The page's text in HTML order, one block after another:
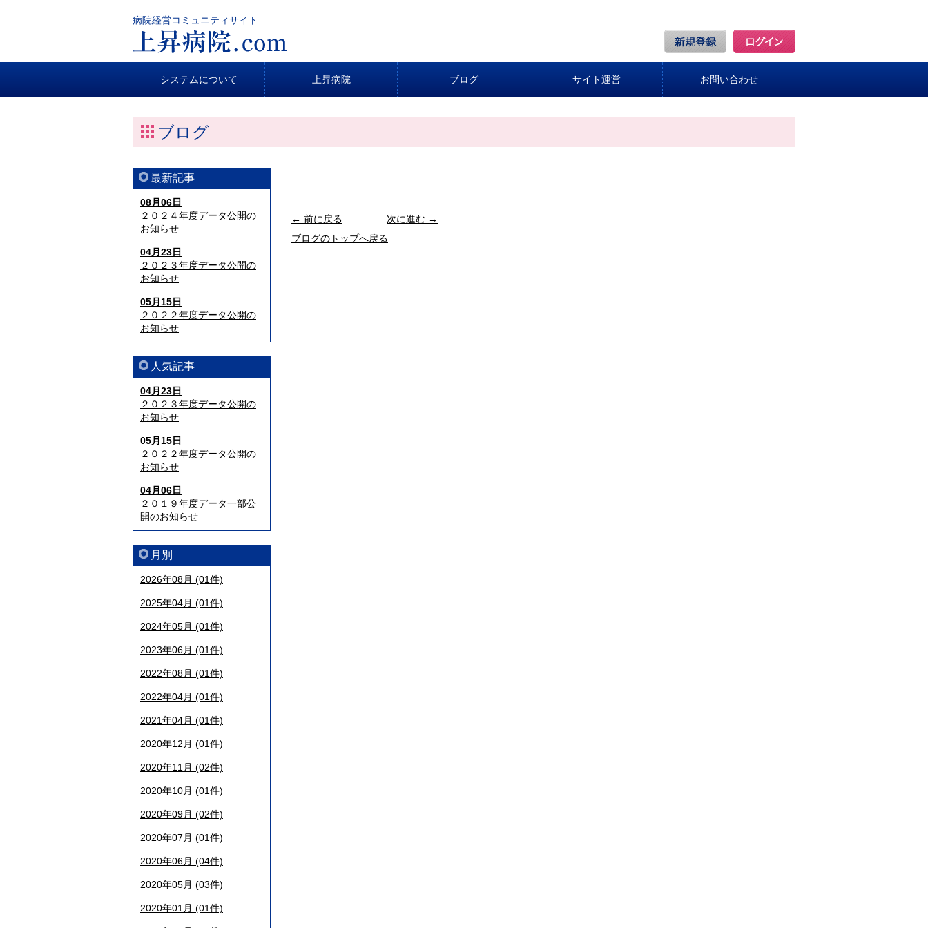
病院経営コミュニティサイト
システムについて 上昇病院 ブログ サイト運営 お問い合わせ
ブログ
最新記事
08月06日
２０２４年度データ公開の
お知らせ
04月23日
２０２３年度データ公開の
お知らせ
05月15日
２０２２年度データ公開の
お知らせ
人気記事
04月23日
２０２３年度データ公開の
お知らせ
05月15日
２０２２年度データ公開の
お知らせ
04月06日
２０１９年度データ一部公
開のお知らせ
月別
2026年08月 (01件)
2025年04月 (01件)
2024年05月 (01件)
2023年06月 (01件)
2022年08月 (01件)
2022年04月 (01件)
2021年04月 (01件)
2020年12月 (01件)
2020年11月 (02件)
2020年10月 (01件)
2020年09月 (02件)
2020年07月 (01件)
2020年06月 (04件)
2020年05月 (03件)
2020年01月 (01件)
← 前に戻る
次に進む →
ブログのトップへ戻る